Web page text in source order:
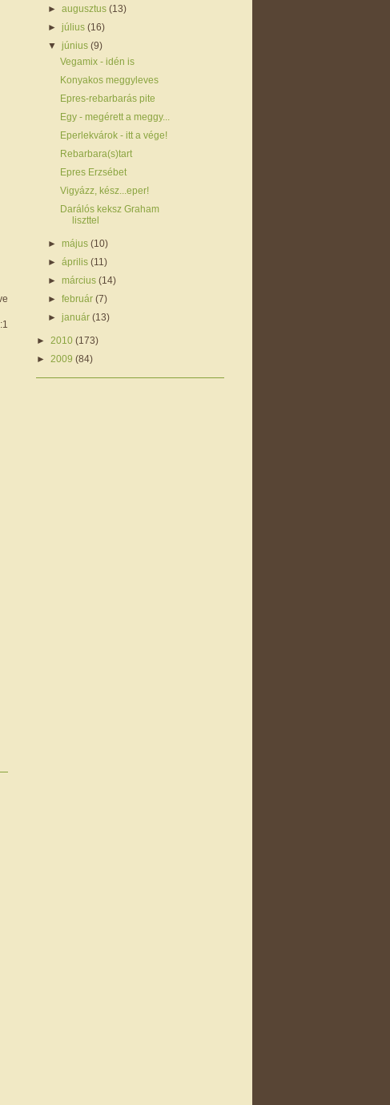
►augusztus(13)
►július(16)
▼június(9)
Vegamix - idén is
Konyakos meggyleves
Epres-rebarbarás pite
Egy - megérett a meggy...
Eperlekvárok - itt a vége!
Rebarbara(s)tart
Epres Erzsébet
Vigyázz, kész...eper!
Darálós keksz Graham
liszttel
►május(10)
►április(11)
►március(14)
►február(7)
►január(13)
► 2010 (173)
► 2009 (84)